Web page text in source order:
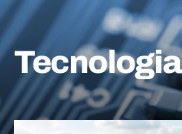
Tecnologia